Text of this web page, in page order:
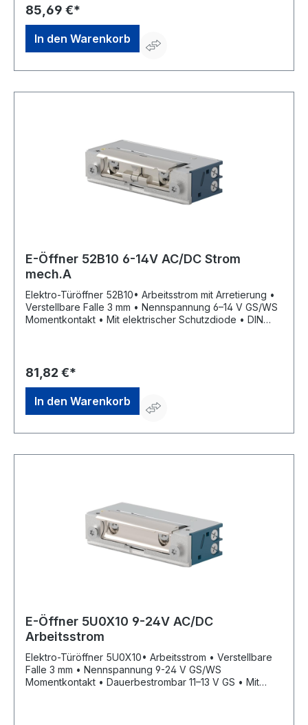
OPENERS & CLOSERS, Calle Agricultura Nave 1217,
08980 Sant Feliu de Llobregat, Barcelona, ES, +34 934
080 515, info@openers-closers.com
85,69 €*
In den Warenkorb
E-Öffner 52B10 6-14V AC/DC Strom
mech.A
Elektro-Türöffner 52B10• Arbeitsstrom mit Arretierung •
Verstellbare Falle 3 mm • Nennspannung 6–14 V GS/WS
Momentkontakt • Mit elektrischer Schutzdiode • DIN
Calle Agricultura Nave 1217, 08980 Sant Feliu de
Llobregat, Barcelona, ES, +34 934 080 515,
info@openers-closers.com
81,82 €*
In den Warenkorb
E-Öffner 5U0X10 9-24V AC/DC
Arbeitsstrom
Elektro-Türöffner 5U0X10• Arbeitsstrom • Verstellbare
Falle 3 mm • Nennspannung 9-24 V GS/WS
Momentkontakt • Dauerbestrombar 11–13 V GS • Mit